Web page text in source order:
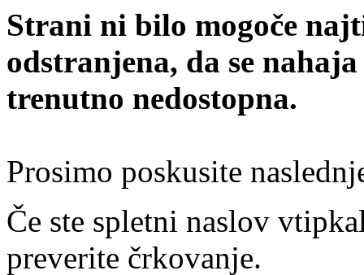
Strani ni bilo mogoče
odstranjena, da se
trenutno nedostopna.
Prosimo poskusite
Če ste spletni naslov
preverite črkovanje.